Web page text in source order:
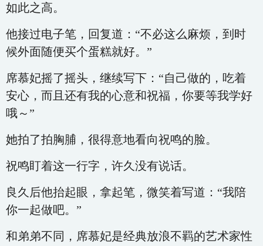
如此之高。
他接过电子笔，回复道：“不必这么麻烦，到时
候外面随便买个蛋糕就好。”
席慕妃摇了摇头，继续写下：“自己做的，吃着
安心，而且还有我的心意和祝福，你要等我学好
哦～”
她拍了拍胸脯，很得意地看向祝鸣的脸。
祝鸣盯着这一行字，许久没有说话。
良久后他抬起眼，拿起笔，微笑着写道：“我陪
你一起做吧。”
和弟弟不同，席慕妃是经典放浪不羁的艺术家性